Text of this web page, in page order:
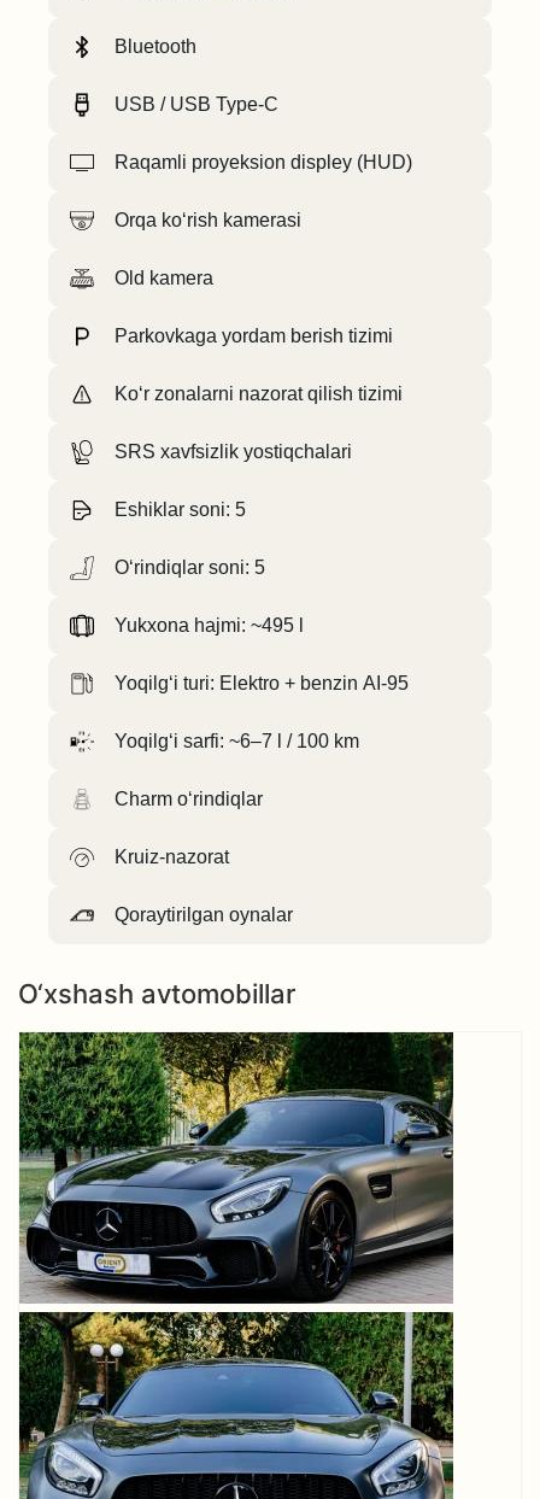
Bluetooth
USB / USB Type-C
Raqamli proyeksion displey (HUD)
Orqa ko‘rish kamerasi
Old kamera
Parkovkaga yordam berish tizimi
Ko‘r zonalarni nazorat qilish tizimi
SRS xavfsizlik yostiqchalari
Eshiklar soni: 5
O‘rindiqlar soni: 5
Yukxona hajmi: ~495 l
Yoqilg‘i turi: Elektro + benzin АI-95
Yoqilg‘i sarfi: ~6–7 l / 100 km
Charm o‘rindiqlar
Kruiz-nazorat
Qoraytirilgan oynalar
O‘xshash avtomobillar